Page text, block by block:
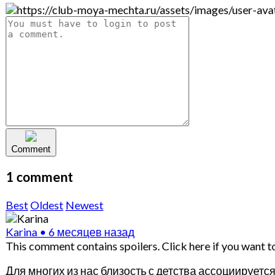
Comment
1 comment
BestOldest Newest
Karina • 6 месяцев назад
This comment contains spoilers.Click here if you want
Для многих из нас близость с детства